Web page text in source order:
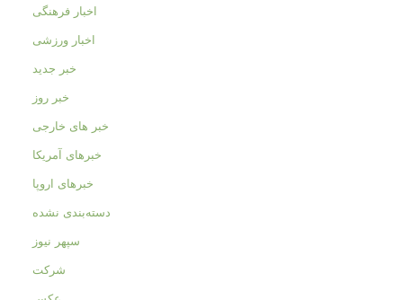
اخبار فرهنگی
اخبار ورزشی
خبر جدید
خبر روز
خبر های خارجی
خبرهای آمریکا
خبرهای اروپا
دسته‌بندی نشده
سپهر نیوز
شرکت